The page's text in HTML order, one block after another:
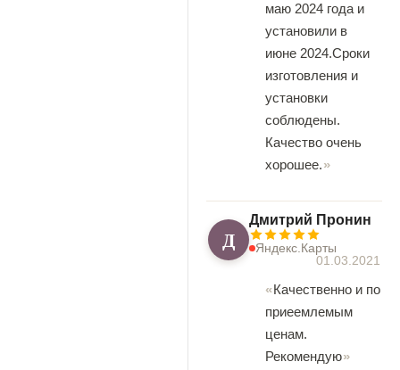
маю 2024 года и
установили в
июне 2024.Сроки
изготовления и
установки
соблюдены.
Качество очень
хорошее.
Д
Дмитрий Пронин
Яндекс.Карты
01.03.2021
Качественно и по
приеемлемым
ценам.
Рекомендую